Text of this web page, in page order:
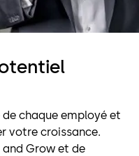
chaque employé et
votre croissance.
Grow et de